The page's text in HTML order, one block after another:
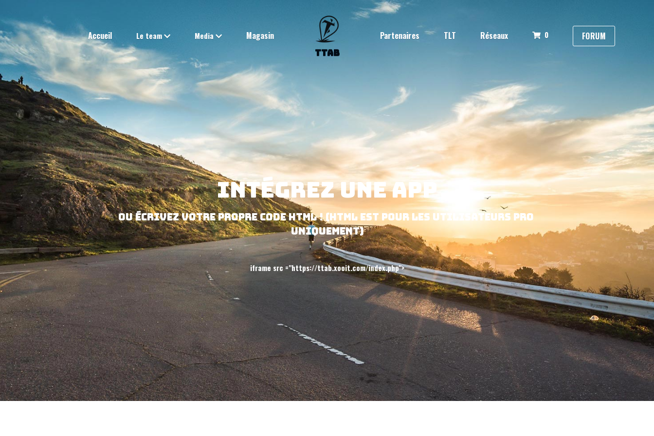
Accueil Le team Media Magasin
TTAB
Partenaires TLT Réseaux 0 FORUM
Intégrez une App
Ou écrivez votre propre code HTML ! (HTML est pour les utilisateurs Pro
uniquement)
iframe src ="https://ttab.xooit.com/index.php">